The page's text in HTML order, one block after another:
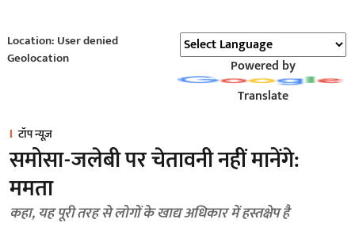
Location: User denied
Geolocation
Powered by
Translate
टॉप न्यूज़
समोसा-जलेबी पर चेतावनी नहीं मानेंगे:
ममता
कहा, यह पूरी तरह से लोगों के खाद्य अधिकार में हस्तक्षेप है